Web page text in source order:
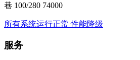
巷 100/280 74000
所有系统运行正常 性能降级
服务